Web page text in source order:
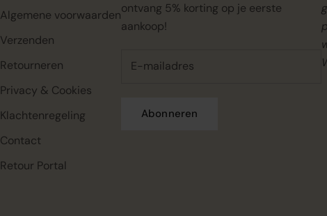
Algemene voorwaarden
Verzenden
Retourneren
Privacy & Cookies
Klachtenregeling
Contact
Retour Portal
ontvang 5% korting op je eerste
aankoop!
Abonneren
Rahua classic conditioner mini,
€0.00
€7.95
Rahua classic shampoo mini,
€0.00
€7.95
Rahua color full shampoo mini,
€0.00
€7.95